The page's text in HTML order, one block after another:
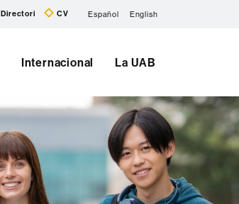
Directori CV Español English
Internacional La UAB